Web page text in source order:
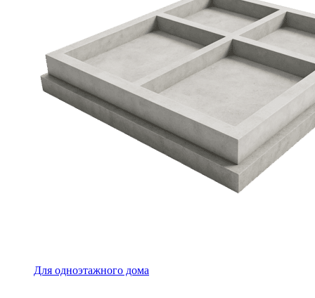
Для одноэтажного дома